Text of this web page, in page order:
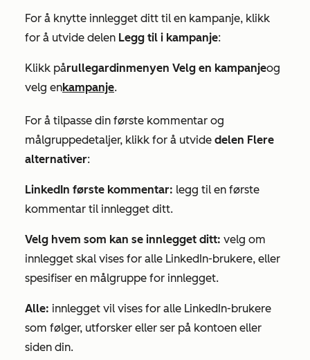
For å knytte innlegget ditt til en kampanje, klikk
for å utvide delen Legg til i kampanje:
Klikk pårullegardinmenyen Velg en kampanjeog
velg enkampanje.
For å tilpasse din første kommentar og
målgruppedetaljer, klikk for å utvide delen Flere
alternativer:
LinkedIn første kommentar: legg til en første
kommentar til innlegget ditt.
Velg hvem som kan se innlegget ditt: velg om
innlegget skal vises for alle LinkedIn-brukere, eller
spesifiser en målgruppe for innlegget.
Alle: innlegget vil vises for alle LinkedIn-brukere
som følger, utforsker eller ser på kontoen eller
siden din.